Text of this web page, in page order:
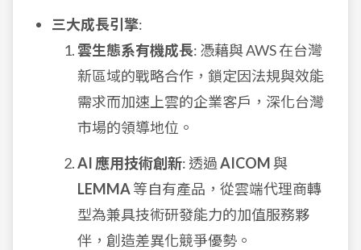
三大成長引擎:
雲生態系有機成長: 憑藉與 AWS 在台灣
新區域的戰略合作，鎖定因法規與效能
需求而加速上雲的企業客戶，深化台灣
市場的領導地位。
AI 應用技術創新: 透過AICOM與
LEMMA等自有產品，從雲端代理商轉
型為兼具技術研發能力的加值服務夥
伴，創造差異化競爭優勢。